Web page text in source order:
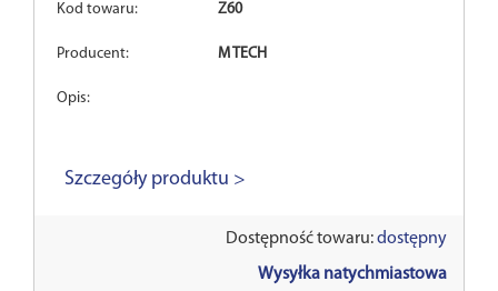
Kod towaru: Z60
Producent: M TECH
Opis:
Szczegóły produktu >
Dostępność towaru:dostępny
Wysyłka natychmiastowa